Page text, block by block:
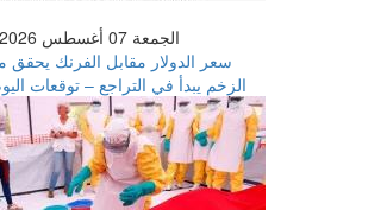
الجمعة 07 أغسطس 2026 06:06 صباحاً
سعر الدولار مقابل الفرنك
الزخم يبدأ في التراجع – توقعات اليوم – 07-